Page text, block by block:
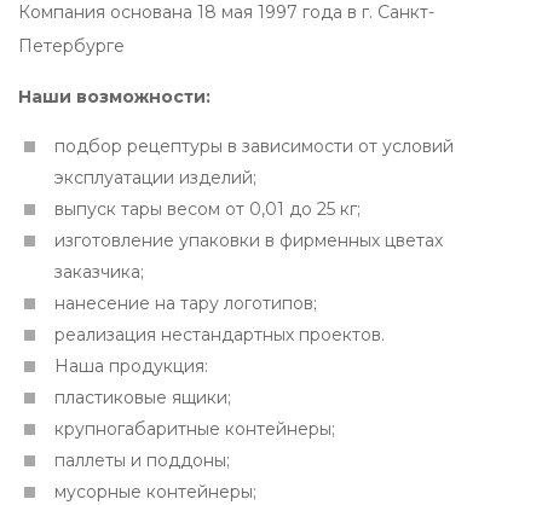
Компания основана 18 мая 1997 года в г. Санкт-
Петербурге
Наши возможности:
подбор рецептуры в зависимости от условий
эксплуатации изделий;
выпуск тары весом от 0,01 до 25 кг;
изготовление упаковки в фирменных цветах
заказчика;
нанесение на тару логотипов;
реализация нестандартных проектов.
Наша продукция:
пластиковые ящики;
крупногабаритные контейнеры;
паллеты и поддоны;
мусорные контейнеры;